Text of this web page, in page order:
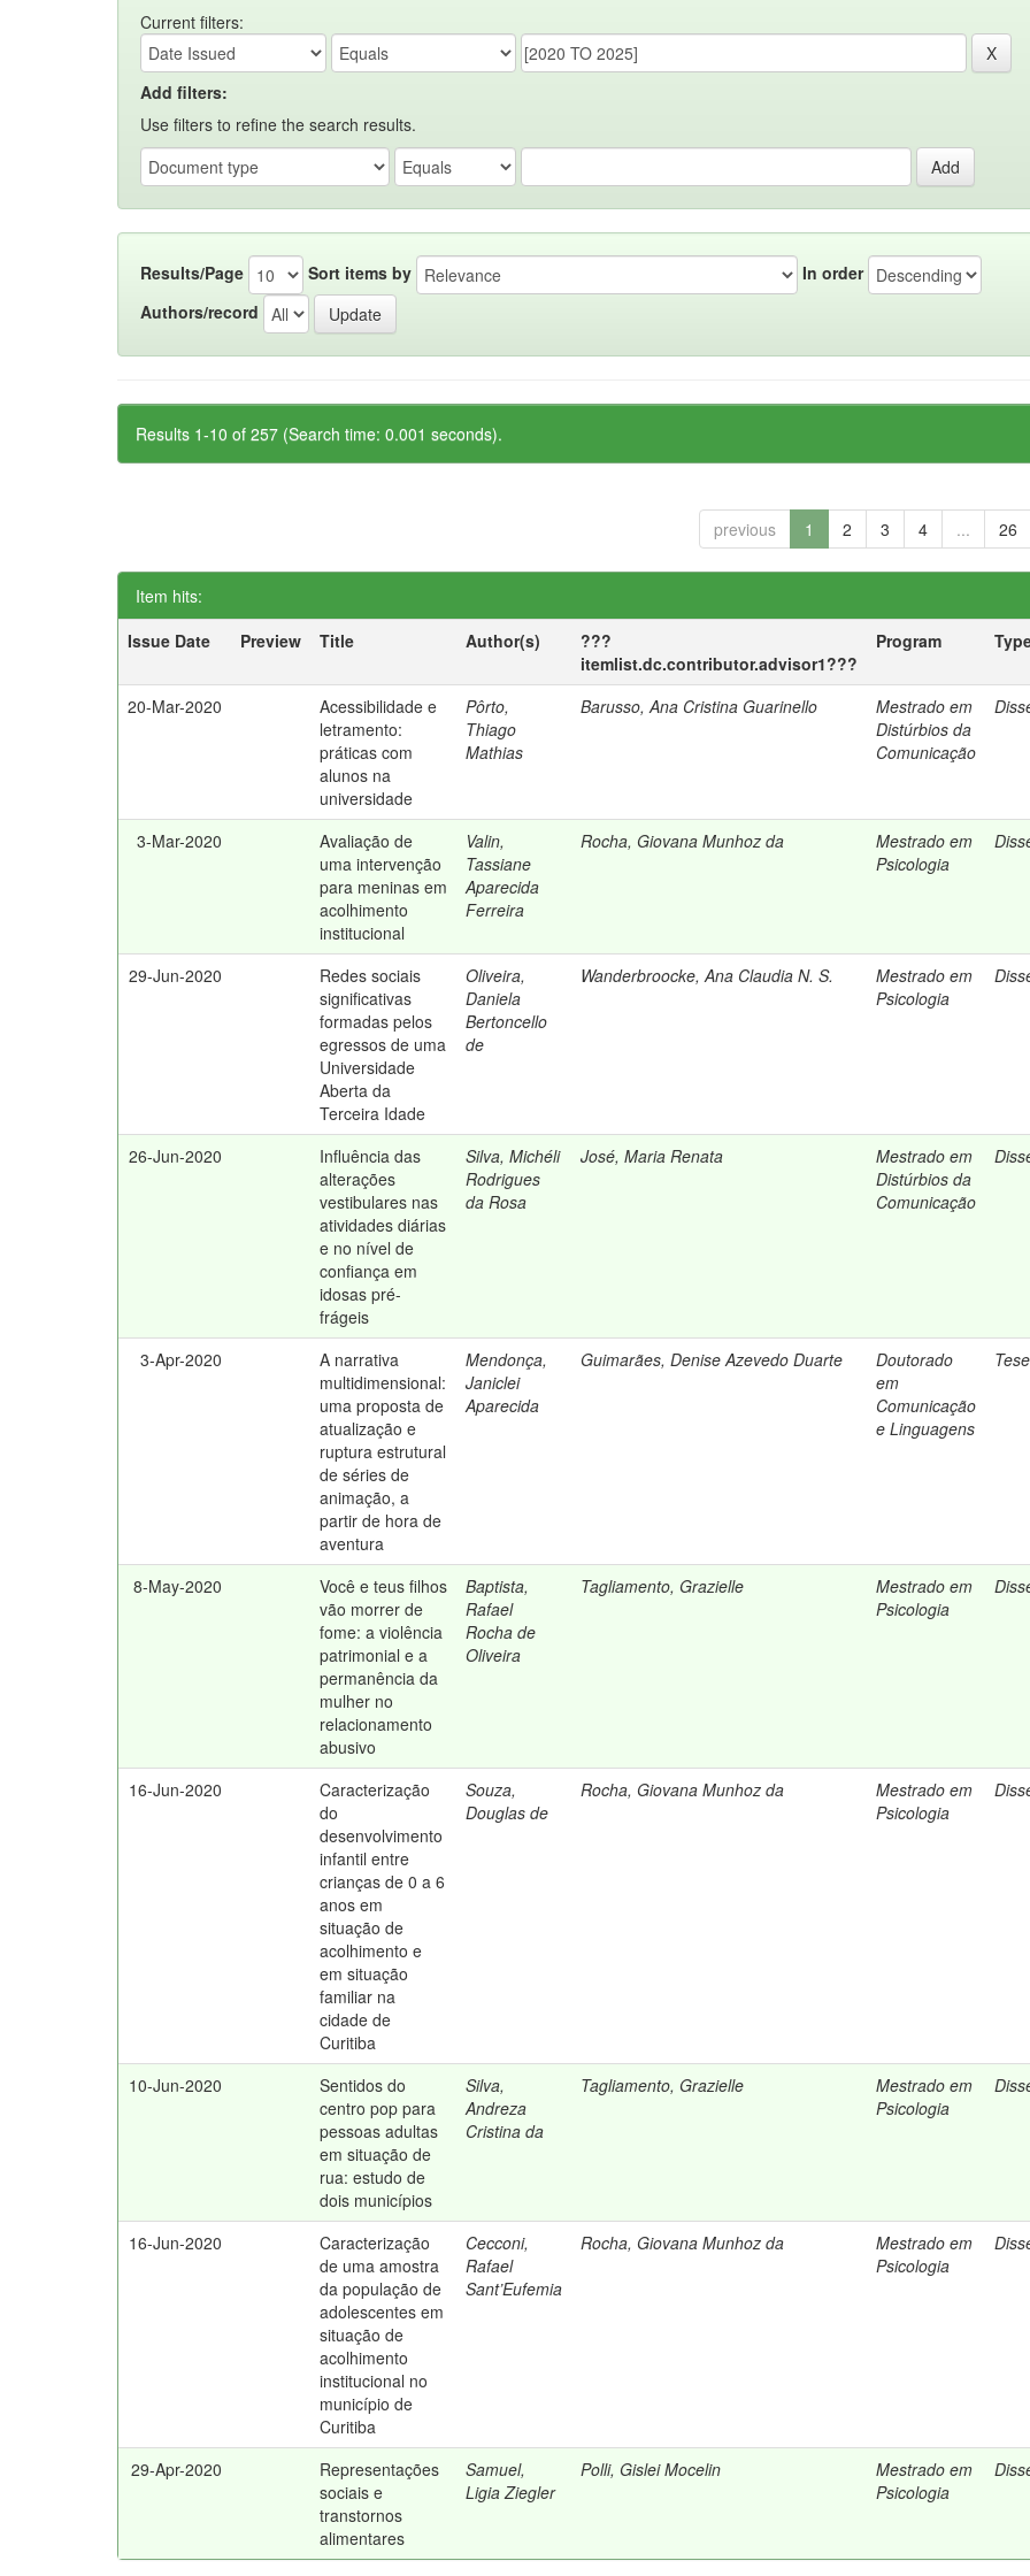
Current filters:
Add filters:
Use filters to refine the search results.
Results/Page Sort items by
In order
Authors/record
Results 1-10 of 257 (Search time: 0.001 seconds).
previous 1 2 3 4 ... 26
Item hits:
Issue Date
Preview Title Author(s)
???
itemlist.dc.contributor.advisor1???
Program
20-Mar-2020
Acessibilidade e
letramento:
práticas com
alunos na
universidade
Pôrto,
Thiago
Mathias
Barusso, Ana Cristina Guarinello
Mestrado em
Distúrbios da
Comunicação
3-Mar-2020
Avaliação de
uma intervenção
para meninas em
acolhimento
institucional
Valin,
Tassiane
Aparecida
Ferreira
Rocha, Giovana Munhoz da
Mestrado em
Psicologia
29-Jun-2020
Redes sociais
significativas
formadas pelos
egressos de uma
Universidade
Aberta da
Terceira Idade
Oliveira,
Daniela
Bertoncello
de
Wanderbroocke, Ana Claudia N. S.
Mestrado em
Psicologia
26-Jun-2020
Influência das
alterações
vestibulares nas
atividades diárias
e no nível de
confiança em
idosas pré-
frágeis
Silva, Michéli
Rodrigues
da Rosa
José, Maria Renata
Mestrado em
Distúrbios da
Comunicação
3-Apr-2020
A narrativa
multidimensional:
uma proposta de
atualização e
ruptura estrutural
de séries de
animação, a
partir de hora de
aventura
Mendonça,
Janiclei
Aparecida
Guimarães, Denise Azevedo Duarte
Doutorado
em
Comunicação
e Linguagens
Tese
8-May-2020
Você e teus filhos
vão morrer de
fome: a violência
patrimonial e a
permanência da
mulher no
relacionamento
abusivo
Baptista,
Rafael
Rocha de
Oliveira
Tagliamento, Grazielle
Mestrado em
Psicologia
16-Jun-2020
Caracterização
do
desenvolvimento
infantil entre
crianças de 0 a 6
anos em
situação de
acolhimento e
em situação
familiar na
cidade de
Curitiba
Souza,
Douglas de
Rocha, Giovana Munhoz da
Mestrado em
Psicologia
10-Jun-2020
Sentidos do
centro pop para
pessoas adultas
em situação de
rua: estudo de
dois municípios
Silva,
Andreza
Cristina da
Tagliamento, Grazielle
Mestrado em
Psicologia
16-Jun-2020
Caracterização
de uma amostra
da população de
adolescentes em
situação de
acolhimento
institucional no
município de
Curitiba
Cecconi,
Rafael
Sant’Eufemia
Rocha, Giovana Munhoz da
Mestrado em
Psicologia
29-Apr-2020
Representações
sociais e
transtornos
alimentares
Samuel,
Ligia Ziegler
Polli, Gislei Mocelin
Mestrado em
Psicologia